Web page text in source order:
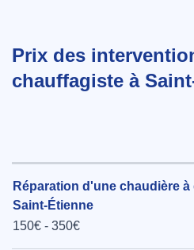
Prix des
chauffagiste à
Réparation d'une chaudière à
Saint-Étienne
150€ - 350€